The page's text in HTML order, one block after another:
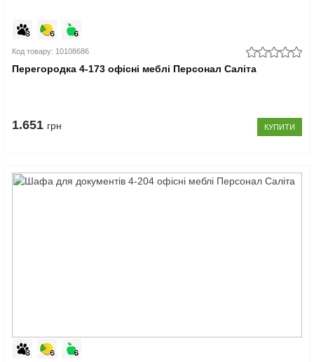
Код товару: 10108686
Перегородка 4-173 офісні меблі Персонал Саліта
1.651 грн КУПИТИ